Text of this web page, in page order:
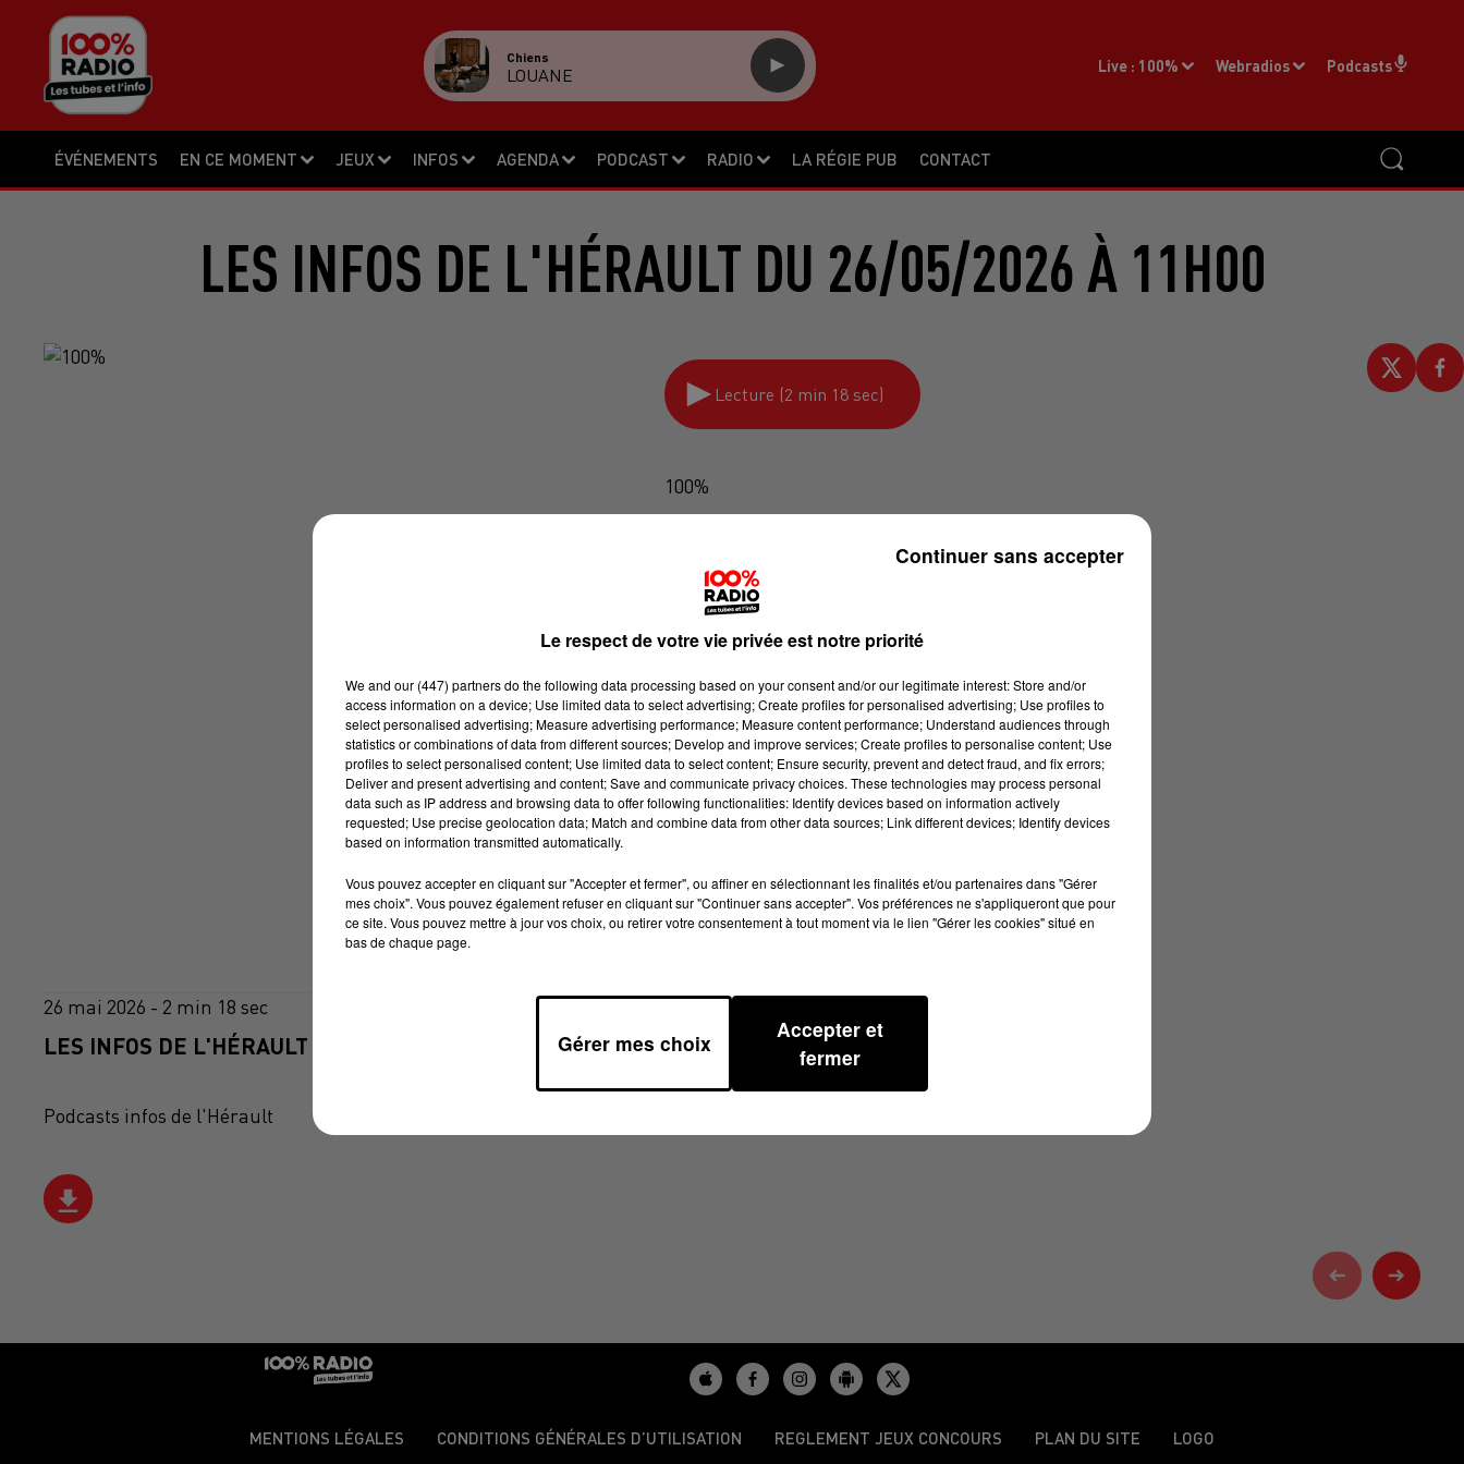
ÉVÉNEMENTS EN CE MOMENT JEUX INFOS AGENDA PODCAST RADIO LA RÉGIE PUB CONTACT
Live : 100% Webradios Podcasts
Chiens
LOUANE
LES INFOS DE L'HÉRAULT DU 26/05/2026 À 11H00
Lecture (2 min 18 sec)
100%
26 mai 2026 - 2 min 18 sec
LES INFOS DE L'HÉRAULT DU 26/05/2026 À 11H00
Podcasts infos de l'Hérault
MENTIONS LÉGALES CONDITIONS GÉNÉRALES D’UTILISATION REGLEMENT JEUX CONCOURS PLAN DU SITE LOGO
Le respect de votre vie privée est notre priorité
We and our (447) partnersdo the following data processing based on your consent and/or our legitimate interest: Store and/or
access information on a device; Use limited data to select advertising; Create profiles for personalised advertising; Use profiles to
select personalised advertising; Measure advertising performance; Measure content performance; Understand audiences through
statistics or combinations of data from different sources; Develop and improve services; Create profiles to personalise content; Use
profiles to select personalised content; Use limited data to select content; Ensure security, prevent and detect fraud, and fix errors;
Deliver and present advertising and content; Save and communicate privacy choices. These technologies may process personal
data such as IP address and browsing data to offer following functionalities: Identify devices based on information actively
requested; Use precise geolocation data; Match and combine data from other data sources; Link different devices; Identify devices
based on information transmitted automatically.
Vous pouvez accepter en cliquant sur "Accepter et fermer", ou affiner en sélectionnant les finalités et/ou partenaires dans "Gérer
mes choix". Vous pouvez également refuser en cliquant sur "Continuer sans accepter". Vos préférences ne s'appliqueront que pour
ce site. Vous pouvez mettre à jour vos choix, ou retirer votre consentement à tout moment via le lien "Gérer les cookies" situé en
bas de chaque page.
Gérer mes choix
Accepter et
fermer
Continuer sans accepter